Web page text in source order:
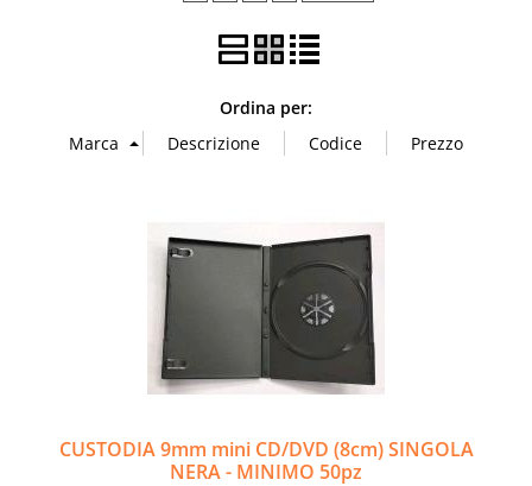
Batterie
Cartucce
Office
Informatica
Elettrodomestici
Ordina per:
CUSTODIA 9mm mini CD/DVD (8cm) SINGOLA
NERA - MINIMO 50pz